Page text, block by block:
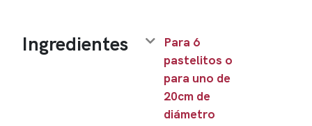
Ingredientes
Para 6
pastelitos o
para uno de
20cm de
diámetro